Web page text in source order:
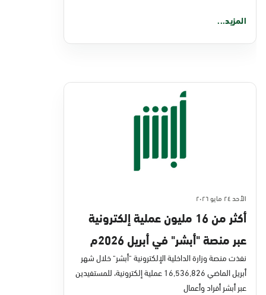
المزيد...
الأحد ٢٤ مايو ٢٠٢٦
أكثر من 16 مليون عملية إلكترونية
عبر منصة "أبشر" في أبريل 2026م
نفذت منصة وزارة الداخلية الإلكترونية "أبشر" خلال شهر
أبريل الماضي 16,536,826 عملية إلكترونية، للمستفيدين
عبر أبشر أفراد وأعمال